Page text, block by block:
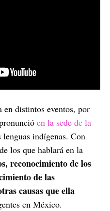
distintos eventos, por
en la sede de la
lenguas indígenas. Con
los que hablará en la
reconocimiento de los
de las
causas que ella
en México.